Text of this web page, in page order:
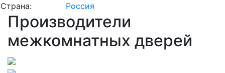
Страна:
Россия
Производители
межкомнатных дверей